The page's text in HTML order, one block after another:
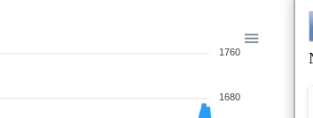
1760
1680